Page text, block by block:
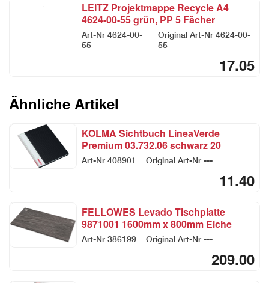
LEITZ Projektmappe Recycle A4
4624-00-55 grün, PP 5 Fächer
Art-Nr 4624-00-
55
Original Art-Nr 4624-00-
55
17.05
Ähnliche Artikel
KOLMA Sichtbuch LineaVerde
Premium 03.732.06 schwarz 20
Taschen
Art-Nr 408901 Original Art-Nr ---
11.40
FELLOWES Levado Tischplatte
9871001 1600mm x 800mm Eiche
Art-Nr 386199 Original Art-Nr ---
209.00